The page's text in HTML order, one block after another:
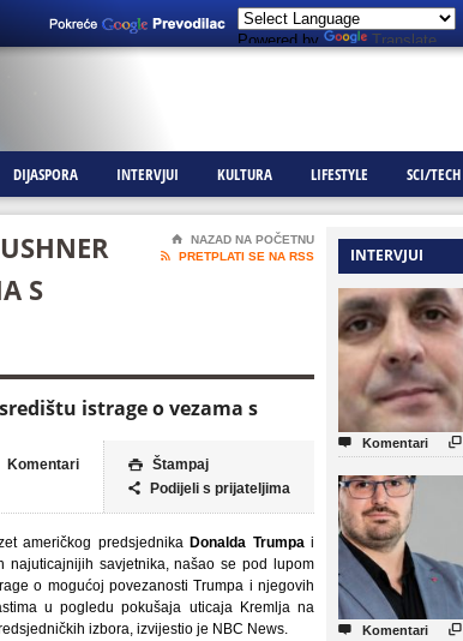
Powered by Translate
DIJASPORA INTERVJUI KULTURA LIFESTYLE SCI/TECH
S
⌂
NAZAD NA POČETNU

PRETPLATI SE NA RSS
istrage o vezama s
 Štampaj
 Podijeli s prijateljima
Komentari
američkog predsjednika Donalda Trumpai
najuticajnijih savjetnika, našao se pod lupom
o mogućoj povezanosti Trumpa i njegovih
u pogledu pokušaja uticaja Kremlja na
izbora, izvijestio je NBC News.
INTERVJUI
 Komentari 
 Komentari 